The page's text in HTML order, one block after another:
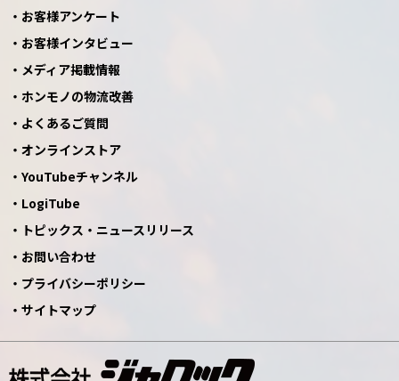
お客様アンケート
お客様インタビュー
メディア掲載情報
ホンモノの物流改善
よくあるご質問
オンラインストア
YouTubeチャンネル
LogiTube
トピックス・ニュースリリース
お問い合わせ
プライバシーポリシー
サイトマップ